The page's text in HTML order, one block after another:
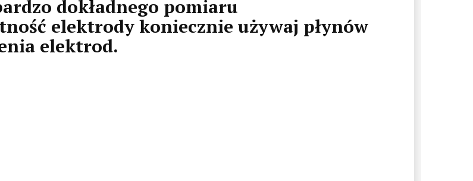
dokładnego pomiaru
elektrody koniecznie używaj płynów
elektrod.